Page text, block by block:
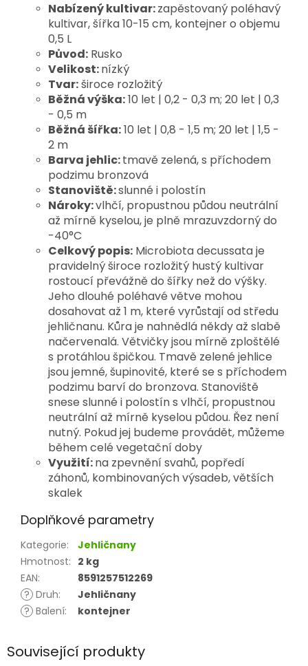
Nabízený kultivar:zapěstovaný poléhavý
kultivar, šířka 10-15 cm, kontejner o objemu
0,5 L
Původ: Rusko
Velikost:nízký
Tvar:široce rozložitý
Běžná výška:10 let | 0,2 - 0,3 m; 20 let | 0,3
- 0,5 m
Běžná šířka:10 let | 0,8 - 1,5 m; 20 let | 1,5 -
2 m
Barva jehlic:tmavě zelená, s příchodem
podzimu bronzová
Stanoviště:slunné i polostín
Nároky:vlhčí, propustnou půdou neutrální
až mírně kyselou, je plně mrazuvzdorný do
-40°C
Celkový popis: Microbiota decussata je
pravidelný široce rozložitý hustý kultivar
rostoucí převážně do šířky než do výšky.
Jeho dlouhé poléhavé větve mohou
dosahovat až 1 m, které vyrůstají od středu
jehličnanu. Kůra je nahnědlá někdy až slabě
načervenalá. Větvičky jsou mírně zploštělé
s protáhlou špičkou. Tmavě zelené jehlice
jsou jemné, šupinovité, které se s příchodem
podzimu barví do bronzova. Stanoviště
snese slunné i polostín s vlhčí, propustnou
neutrální až mírně kyselou půdou. Řez není
nutný. Pokud jej budeme provádět, můžeme
během celé vegetační doby
Využití:na zpevnění svahů, popředí
záhonů, kombinovaných výsadeb, větších
skalek
Doplňkové parametry
Kategorie:
Jehličnany
Hmotnost: 2 kg
EAN:
8591257512269
? Druh:
Jehličnany
? Balení: kontejner
Související produkty